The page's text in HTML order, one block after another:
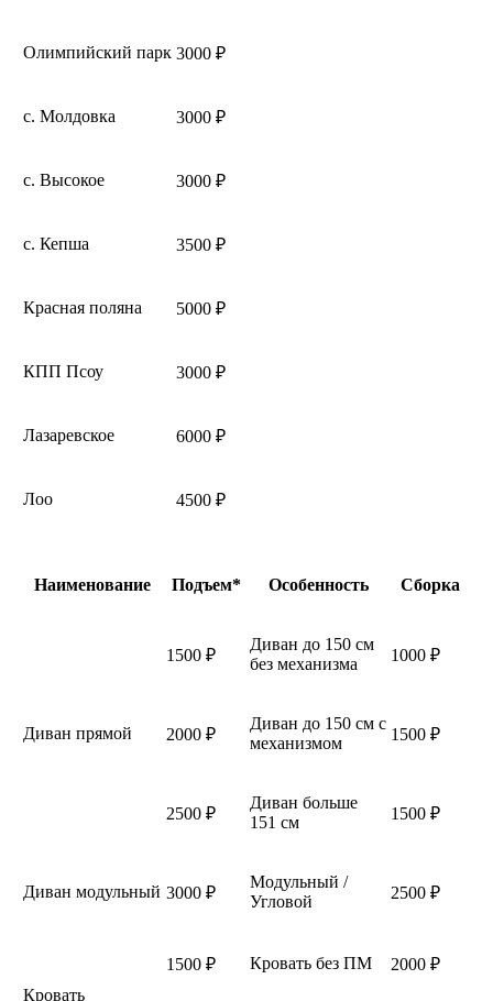
Олимпийский парк 3000 ₽
с. Молдовка 3000 ₽
с. Высокое 3000 ₽
с. Кепша 3500 ₽
Красная поляна 5000 ₽
КПП Псоу 3000 ₽
Лазаревское 6000 ₽
Лоо 4500 ₽
Наименование Подъем* Особенность Сборка
Диван прямой
1500 ₽
Диван до 150 см
без механизма
1000 ₽
2000 ₽
Диван до 150 см с
механизмом
1500 ₽
2500 ₽
Диван больше
151 см
1500 ₽
Диван модульный 3000 ₽
Модульный /
Угловой
2500 ₽
Кровать
1500 ₽ Кровать без ПМ 2000 ₽